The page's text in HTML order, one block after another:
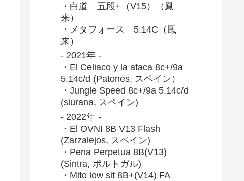
・白道 五段+（V15）（鳳
来）
・メタフォース 5.14C（鳳
来）
- 2021年 -
・El Celiaco y la ataca 8c+/9a
5.14c/d (Patones, スペイン）
・Jungle Speed 8c+/9a 5.14c/d
(siurana, スペイン)
- 2022年 -
・El OVNI 8B V13 Flash
(Zarzalejos, スペイン)
・Pena Perpetua 8B(V13)
(Sintra, ポルトガル)
・Mito low sit 8B+(V14) FA